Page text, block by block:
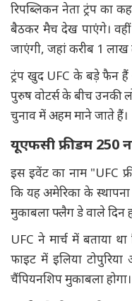
रिपब्लिकन नेता ट्रंप का
बैठकर मैच देख पाएंगे। वहीं
जाएंगी, जहां करीब 1
ट्रंप खुद UFC के बड़े फैन
पुरुष वोटर्स के बीच उनकी
चुनाव में अहम माने जाते हैं।
यूएफसी फ्रीडम 250
इस इवेंट का नाम "UFC
कि यह अमेरिका के
मुकाबला फ्लैग डे वाले दिन
UFC ने मार्च में बताया
फाइट में इलिया
चैंपियनशिप मुकाबला होगा।